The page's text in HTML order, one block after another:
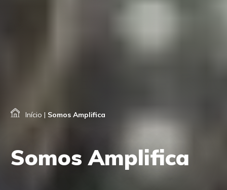
Início | Somos Amplifica
Somos Amplifica